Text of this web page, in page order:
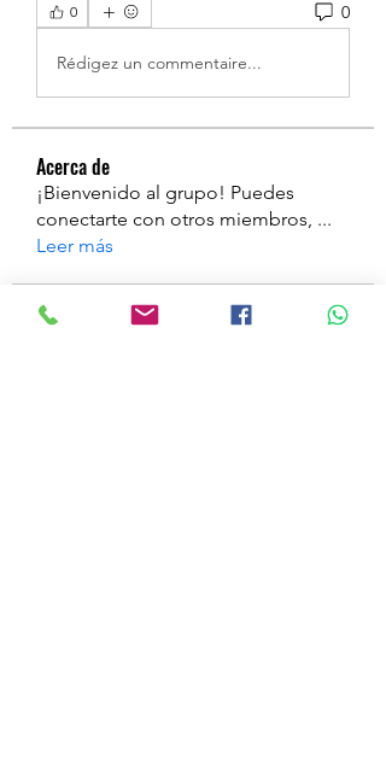
0 0
Rédigez un commentaire...
Acerca de
¡Bienvenido al grupo! Puedes
conectarte con otros miembros, ...
Leer más
Miembros